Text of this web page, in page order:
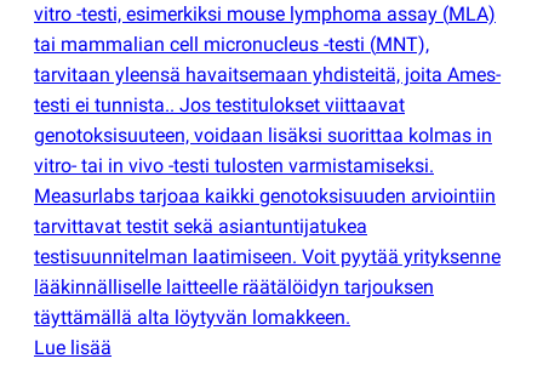
vitro -testi, esimerkiksi mouse lymphoma assay (MLA)
tai mammalian cell micronucleus -testi (MNT),
tarvitaan yleensä havaitsemaan yhdisteitä, joita Ames-
testi ei tunnista.. Jos testitulokset viittaavat
genotoksisuuteen, voidaan lisäksi suorittaa kolmas in
vitro- tai in vivo -testi tulosten varmistamiseksi.
Measurlabs tarjoaa kaikki genotoksisuuden arviointiin
tarvittavat testit sekä asiantuntijatukea
testisuunnitelman laatimiseen. Voit pyytää yrityksenne
lääkinnälliselle laitteelle räätälöidyn tarjouksen
täyttämällä alta löytyvän lomakkeen.
Lue lisää